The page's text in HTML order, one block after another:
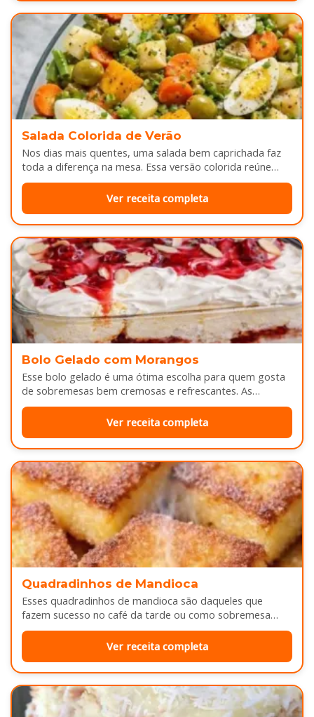
Salada Colorida de Verão
Nos dias mais quentes, uma salada bem caprichada faz
toda a diferença na mesa. Essa versão colorida reúne
legumes cozidos…
Ver receita completa
Bolo Gelado com Morangos
Esse bolo gelado é uma ótima escolha para quem gosta
de sobremesas bem cremosas e refrescantes. As
camadas de massa…
Ver receita completa
Quadradinhos de Mandioca
Esses quadradinhos de mandioca são daqueles que
fazem sucesso no café da tarde ou como sobremesa
depois do almoço. Por…
Ver receita completa